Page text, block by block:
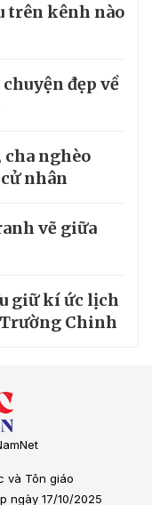
trên kênh nào
chuyện đẹp về
cha nghèo
nhân
vẽ giữa
giữ kí ức lịch
Chinh
và Tôn giáo
ngày 17/10/2025